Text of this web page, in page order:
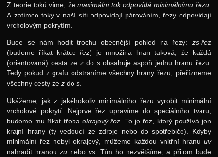
Z teorie toků víme, žemaximální tok odpovídá minimálnímu řezu.
A zatímco toky v naší síti odpovídají párováním, řezy odpovídají
vrcholovým pokrytím.
Bude se nám hodit trochu obecnější pohled na řezy: zs-řez
(budeme říkat krátceřez) je množina hran taková, že každá
(orientovaná) cesta ze zdo sobsahuje aspoň jednu hranu řezu.
Tedy pokud z grafu odstraníme všechny hrany řezu, přeřízneme
všechny cesty zez dos
Ukážeme, jak z jakéhokoliv minimálního řezu vyrobit minimální
vrcholové pokrytí. Nejprve řez upravíme do speciálního tvaru,
budeme mu říkat třeba okrajový řez.
To je řez, který používá jen
krajní hrany (ty vedoucí ze zdroje nebo do spotřebiče). Kdyby
minimální řez nebyl okrajový, můžeme každou vnitřní hranu uv
nahradit hranouzu nebovs . Tím ho nezvětšíme, a přitom bude